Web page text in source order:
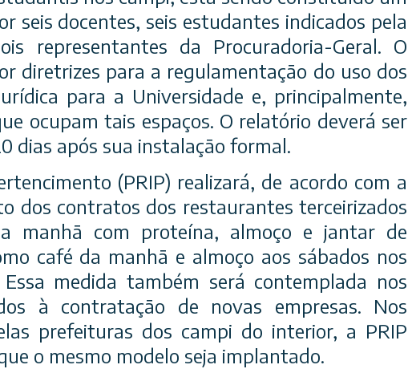
seis docentes, seis estudantes indicados pela
representantes da Procuradoria-Geral. O
diretrizes para a regulamentação do uso dos
para a Universidade e, principalmente,
ocupam tais espaços. O relatório deverá ser
dias após sua instalação formal.
(PRIP) realizará, de acordo com a
dos contratos dos restaurantes terceirizados
manhã com proteína, almoço e jantar de
café da manhã e almoço aos sábados nos
medida também será contemplada nos
à contratação de novas empresas. Nos
prefeituras dos campi do interior, a PRIP
o mesmo modelo seja implantado.